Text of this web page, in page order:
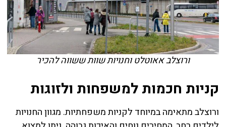
ורוצלב אאוטלט וחנויות שוות ששווה להכיר
קניות חכמות למשפחות ולזוגות
ורוצלב מתאימה במיוחד לקניות משפחתיות. מגוון החנויות